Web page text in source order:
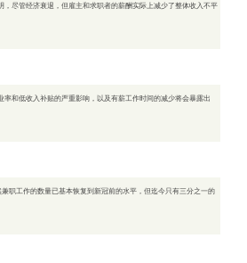
，尽管经济衰退，但雇主和求职者的薪酬实际上减少了整体收入不平
率和低收入补贴的严重影响，以及有薪工作时间的减少将会暴露出
职工作的数量已基本恢复到新冠前的水平，但迄今只有三分之一的